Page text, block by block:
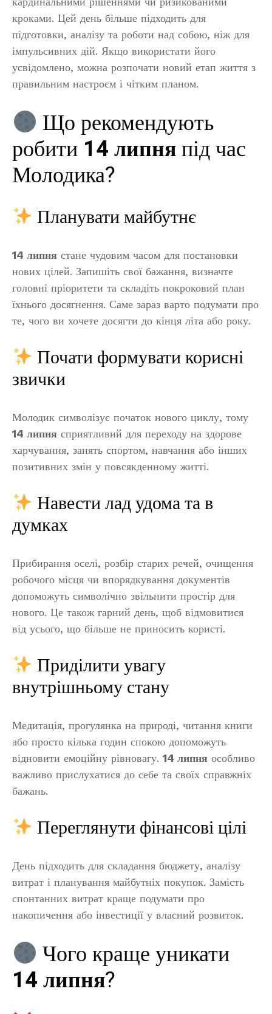
кроками. Цей день більше підходить для
підготовки, аналізу та роботи над собою, ніж для
імпульсивних дій. Якщо використати його
усвідомлено, можна розпочати новий етап життя з
правильним настроєм і чітким планом.
Що рекомендують
робити 14 липняпід час
Молодика?
Планувати майбутнє
14 липня стане чудовим часом для постановки
нових цілей. Запишіть свої бажання, визначте
головні пріоритети та складіть покроковий план
їхнього досягнення. Саме зараз варто подумати про
те, чого ви хочете досягти до кінця літа або року.
Почати формувати корисні
звички
Молодик символізує початок нового циклу, тому
14 липня сприятливий для переходу на здорове
харчування, занять спортом, навчання або інших
позитивних змін у повсякденному житті.
Навести лад удома та в
думках
Прибирання оселі, розбір старих речей, очищення
робочого місця чи впорядкування документів
допоможуть символічно звільнити простір для
нового. Це також гарний день, щоб відмовитися
від усього, що більше не приносить користі.
Приділити увагу
внутрішньому стану
Медитація, прогулянка на природі, читання книги
або просто кілька годин спокою допоможуть
відновити емоційну рівновагу. 14 липня особливо
важливо прислухатися до себе та своїх справжніх
бажань.
Переглянути фінансові цілі
День підходить для складання бюджету, аналізу
витрат і планування майбутніх покупок. Замість
спонтанних витрат краще подумати про
накопичення або інвестиції у власний розвиток.
Чого краще уникати
14 липня?